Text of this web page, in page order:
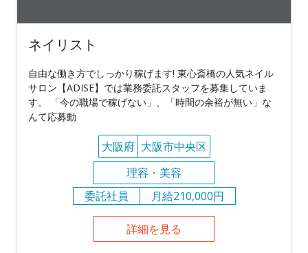
ネイリスト
自由な働き方でしっかり稼げます! 東心斎橋の人気ネイル
サロン【ADISE】では業務委託スタッフを募集していま
す。 「今の職場で稼げない」、「時間の余裕が無い」な
んて応募動
大阪府 大阪市中央区
理容・美容
委託社員
月給210,000円
詳細を見る